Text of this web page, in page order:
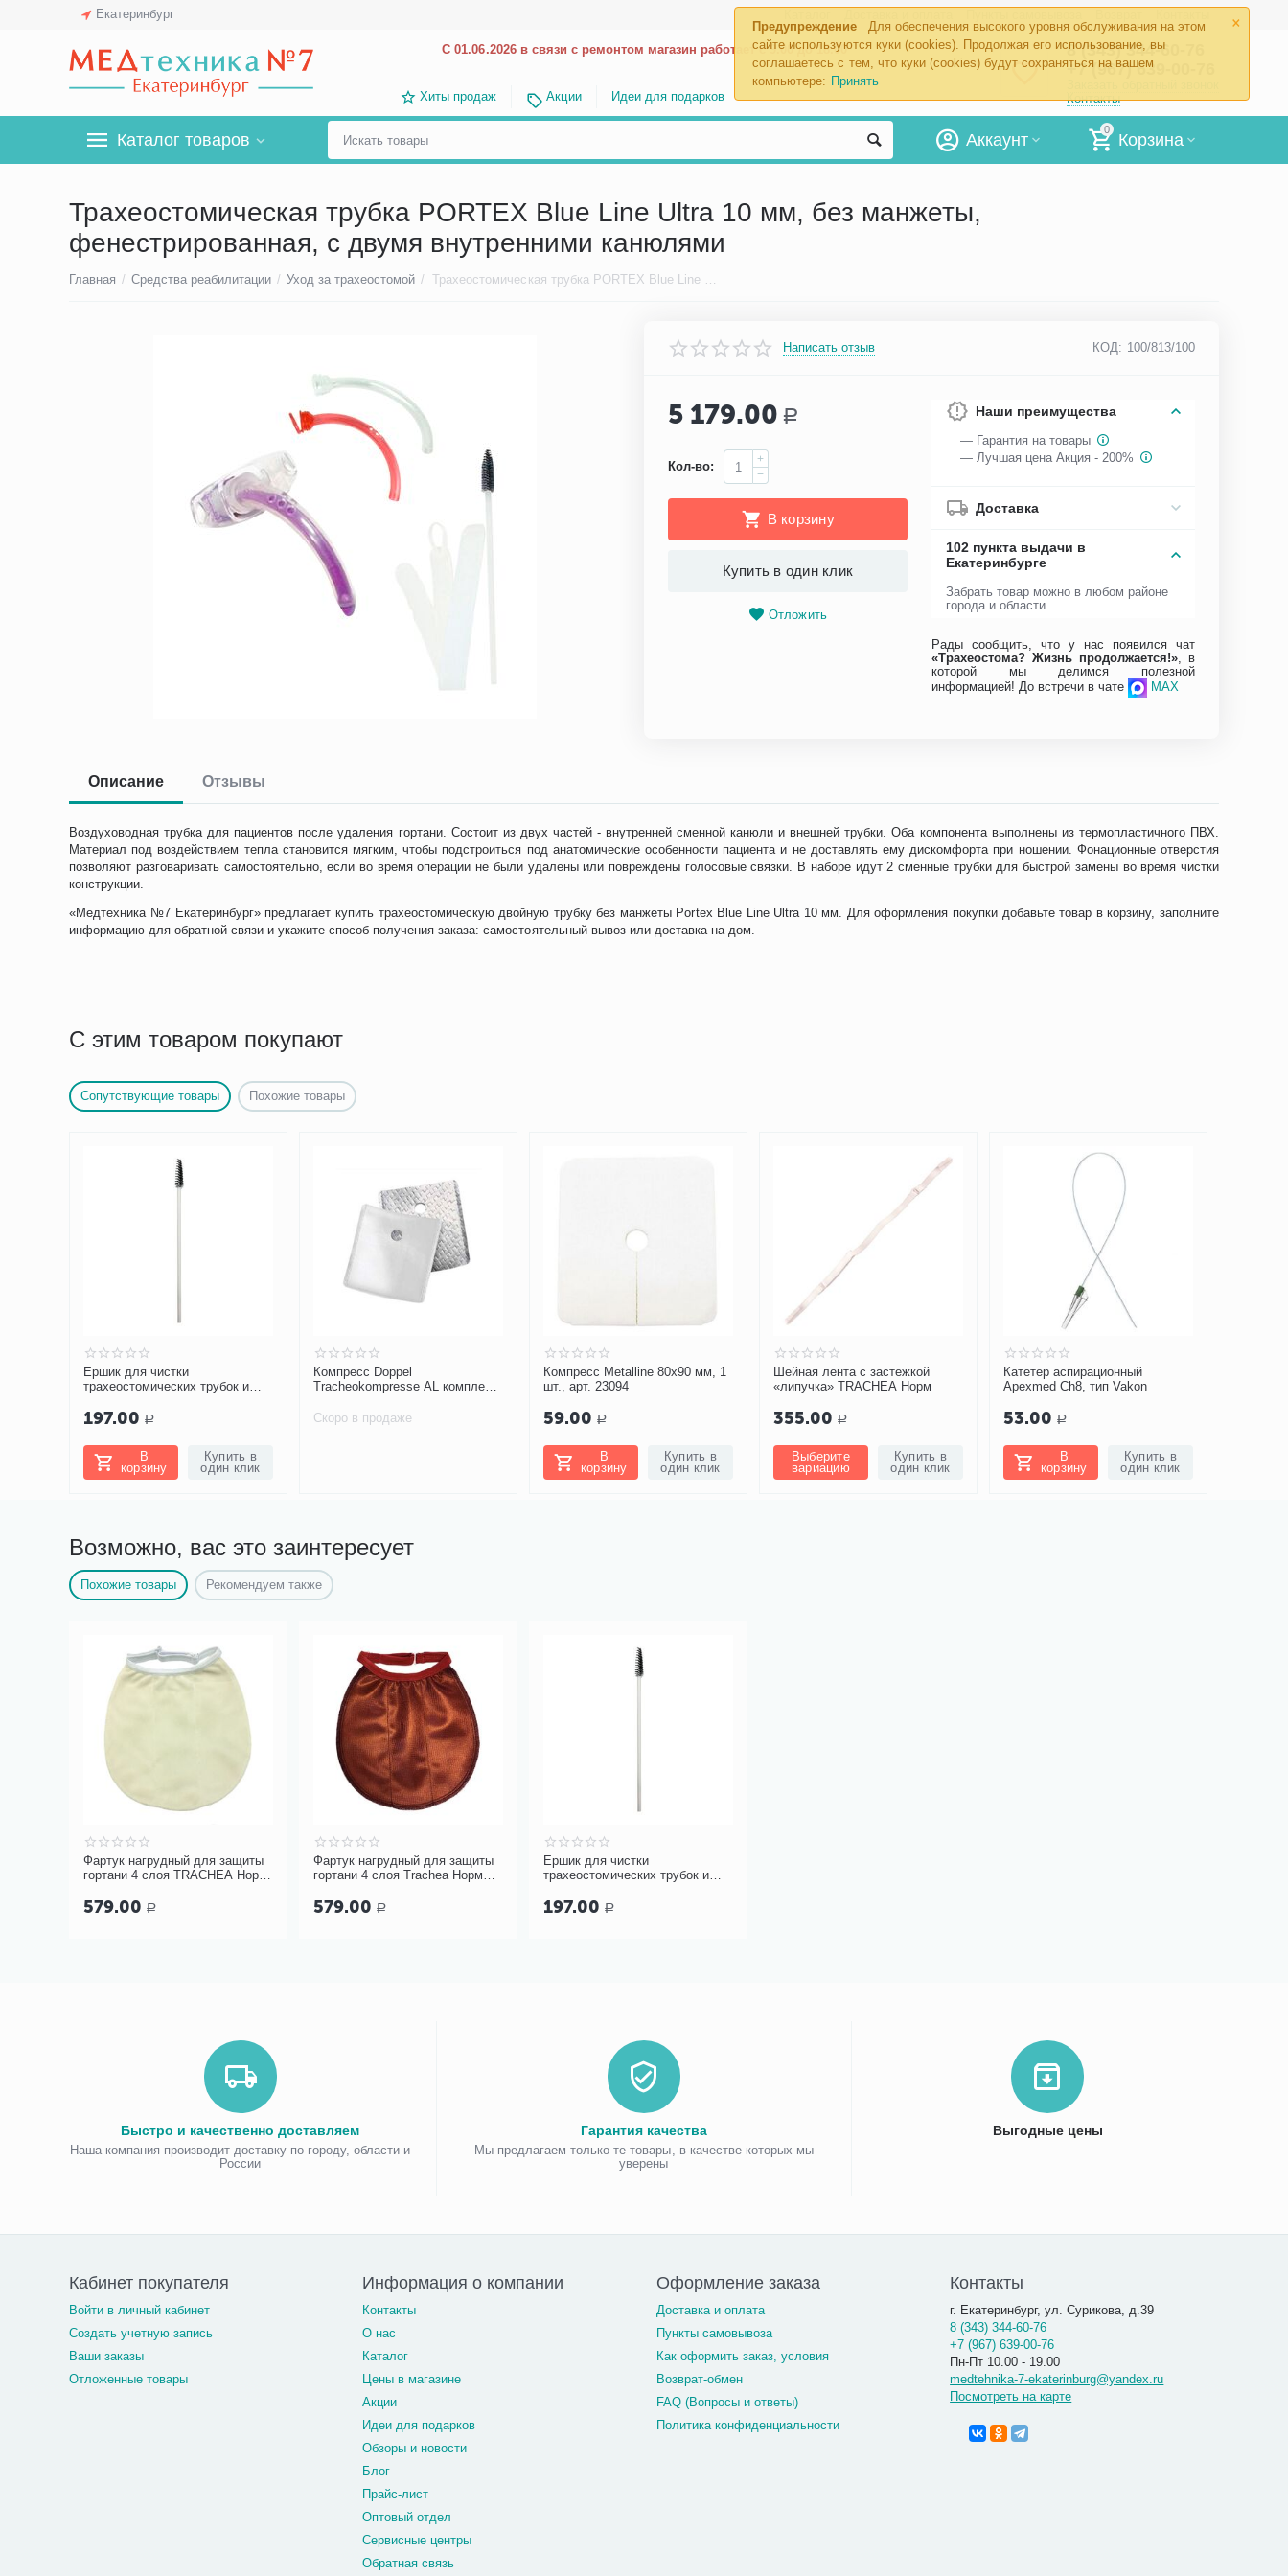
×
Предупреждение
Для обеспечения высокого уровня обслуживания на этом
сайте используются куки (cookies). Продолжая его использование, вы
соглашаетесь с тем, что куки (cookies) будут сохраняться на вашем
компьютере: Принять
Екатеринбург
С 01.06.2026 в связи с ремонтом магазин работает с 9.00 до 18.00
Хиты продаж Акции Идеи для подарков
8 (343) 344-60-76
+7 (967) 639-00-76
Контакты
Каталог товаров
0
Корзина
Аккаунт
Трахеостомическая трубка PORTEX Blue Line Ultra 10 мм, без манжеты,
фенестрированная, с двумя внутренними канюлями
Главная / Средства реабилитации / Уход за трахеостомой / Трахеостомическая трубка PORTEX Blue Line Ultra 10 мм, без манжеты, фенестрированная, с двумя внутренними канюлями
Написать отзыв КОД: 100/813/100
5 179.00 Р
Кол-во:
+
−
В корзину
Купить в один клик
Отложить
Наши преимущества
— Гарантия на товары
— Лучшая цена Акция - 200%
Доставка
102 пункта выдачи в
Екатеринбурге
Забрать товар можно в любом районе
города и области.
Рады сообщить, что у нас появился чат
«Трахеостома? Жизнь продолжается!», в
которой мы делимся полезной
информацией! До встречи в чате
MAX
Описание Отзывы
Воздуховодная трубка для пациентов после удаления гортани. Состоит из двух частей - внутренней сменной канюли и внешней трубки. Оба компонента выполнены из термопластичного ПВХ.
Материал под воздействием тепла становится мягким, чтобы подстроиться под анатомические особенности пациента и не доставлять ему дискомфорта при ношении. Фонационные отверстия
позволяют разговаривать самостоятельно, если во время операции не были удалены или повреждены голосовые связки. В наборе идут 2 сменные трубки для быстрой замены во время чистки
конструкции.
«Медтехника №7 Екатеринбург» предлагает купить трахеостомическую двойную трубку без манжеты Portex Blue Line Ultra 10 мм. Для оформления покупки добавьте товар в корзину, заполните
информацию для обратной связи и укажите способ получения заказа: самостоятельный вывоз или доставка на дом.
С этим товаром покупают
Сопутствующие товары Похожие товары
Ершик для чистки
трахеостомических трубок и
197.00 Р
В
корзину
Купить в
один клик
Компресс Doppel
Tracheokompresse AL комплект
Скоро в продаже
Компресс Metalline 80х90 мм, 1
шт., арт. 23094
59.00 Р
В
корзину
Купить в
один клик
Шейная лента с застежкой
«липучка» TRACHEA Норм
355.00 Р
Выберите
вариацию
Купить в
один клик
Катетер аспирационный
Apexmed Ch8, тип Vakon
53.00 Р
В
корзину
Купить в
один клик
Возможно, вас это заинтересует
Похожие товары Рекомендуем также
Фартук нагрудный для защиты
гортани 4 слоя TRACHEA Норм,
579.00 Р
Фартук нагрудный для защиты
гортани 4 слоя Trachea Норм
579.00 Р
Ершик для чистки
трахеостомических трубок и
197.00 Р
Быстро и качественно доставляем
Наша компания производит доставку по городу, области и
России
Гарантия качества
Мы предлагаем только те товары, в качестве которых мы
уверены
Выгодные цены
Кабинет покупателя
Войти в личный кабинет
Создать учетную запись
Ваши заказы
Отложенные товары
Информация о компании
Контакты
О нас
Каталог
Цены в магазине
Акции
Идеи для подарков
Обзоры и новости
Блог
Прайс-лист
Оптовый отдел
Сервисные центры
Обратная связь
Оформление заказа
Доставка и оплата
Пункты самовывоза
Как оформить заказ, условия
Возврат-обмен
FAQ (Вопросы и ответы)
Политика конфиденциальности
Контакты
г. Екатеринбург, ул. Сурикова, д.39
8 (343) 344-60-76
+7 (967) 639-00-76
Пн-Пт 10.00 - 19.00
medtehnika-7-ekaterinburg@yandex.ru
Посмотреть на карте